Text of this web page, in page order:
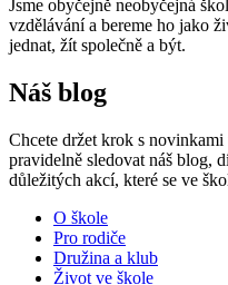
Jsme obyčejně neobyčejná
vzdělávání a bereme ho jako
jednat, žít společně a být.
Náš blog
Chcete držet krok s
pravidelně sledovat náš blog,
důležitých akcí, které se ve
O škole
Pro rodiče
Družina a klub
Život ve škole